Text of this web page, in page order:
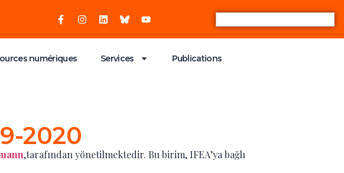
numériques Services Publications
2020
,tarafından yönetilmektedir. Bu birim, IFEA’ya bağlı